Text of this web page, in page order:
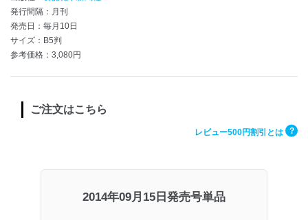
発行間隔：月刊
発売日：毎月10日
サイズ：B5判
参考価格：3,080円
ご注文はこちら
レビュー500円割引とは ?
2014年09月15日発売号単品